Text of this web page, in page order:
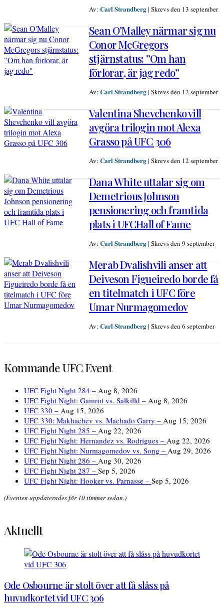
Av: Carl Strandberg| Skrevs den 13 september
Sean O’Malley närmar sig nu
Conor McGregors
stjärnstatus: ”Om han
förlorar, är jag redo”
Av: Carl Strandberg| Skrevs den 12 september
Valentina Shevchenko vill
avgöra trilogin mot Alexa
Grasso på UFC 306
Av: Carl Strandberg| Skrevs den 12 september
Dana White uttalar sig om
Demetrious Johnson
pensionering och framtida
plats i UFCHall of Fame
Av: Carl Strandberg| Skrevs den 9 september
Merab Dvalishvili anser att
Deiveson Figueiredo borde få
en titelmatch i UFC före
Umar Nurmagomedov
Av: Carl Strandberg| Skrevs den 6 september
Kommande UFC Event
UFC Fight Night 284 – Aug 8, 2026
UFC Fight Night: Gamrot vs. Salkilld – Aug 8, 2026
UFC 330 – Aug 15, 2026
UFC 330: Makhachev vs. Machado Garry – Aug 15, 2026
UFC Fight Night 285 – Aug 22, 2026
UFC Fight Night: Hernandez vs. Rodrigues – Aug 22, 2026
UFC Fight Night: Nurmagomedov vs. Song – Aug 29, 2026
UFC Fight Night 286 – Aug 30, 2026
UFC Fight Night 287 – Sep 5, 2026
UFC Fight Night: Hooker vs. Parnasse – Sep 5, 2026
(Eventen uppdaterades för 10 timmar sedan.)
Aktuellt
Ode Osbourne är stolt över att få slåss på
huvudkortet vid UFC 306